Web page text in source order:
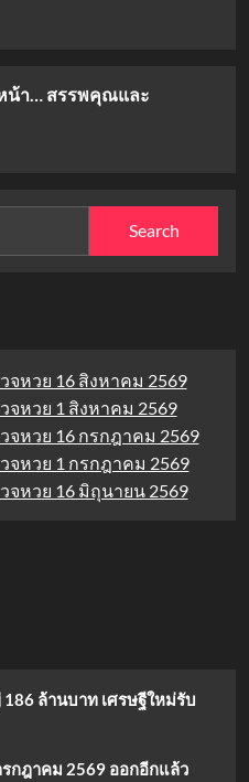
น้า… สรรพคุณและ
หวย 16 สิงหาคม 2569
จหวย 1 สิงหาคม 2569
จหวย 16 กรกฎาคม 2569
จหวย 1 กรกฎาคม 2569
จหวย 16 มิถุนายน 2569
ล้านบาท เศรษฐีใหม่รับ
กฎาคม 2569 ออกอีกแล้ว